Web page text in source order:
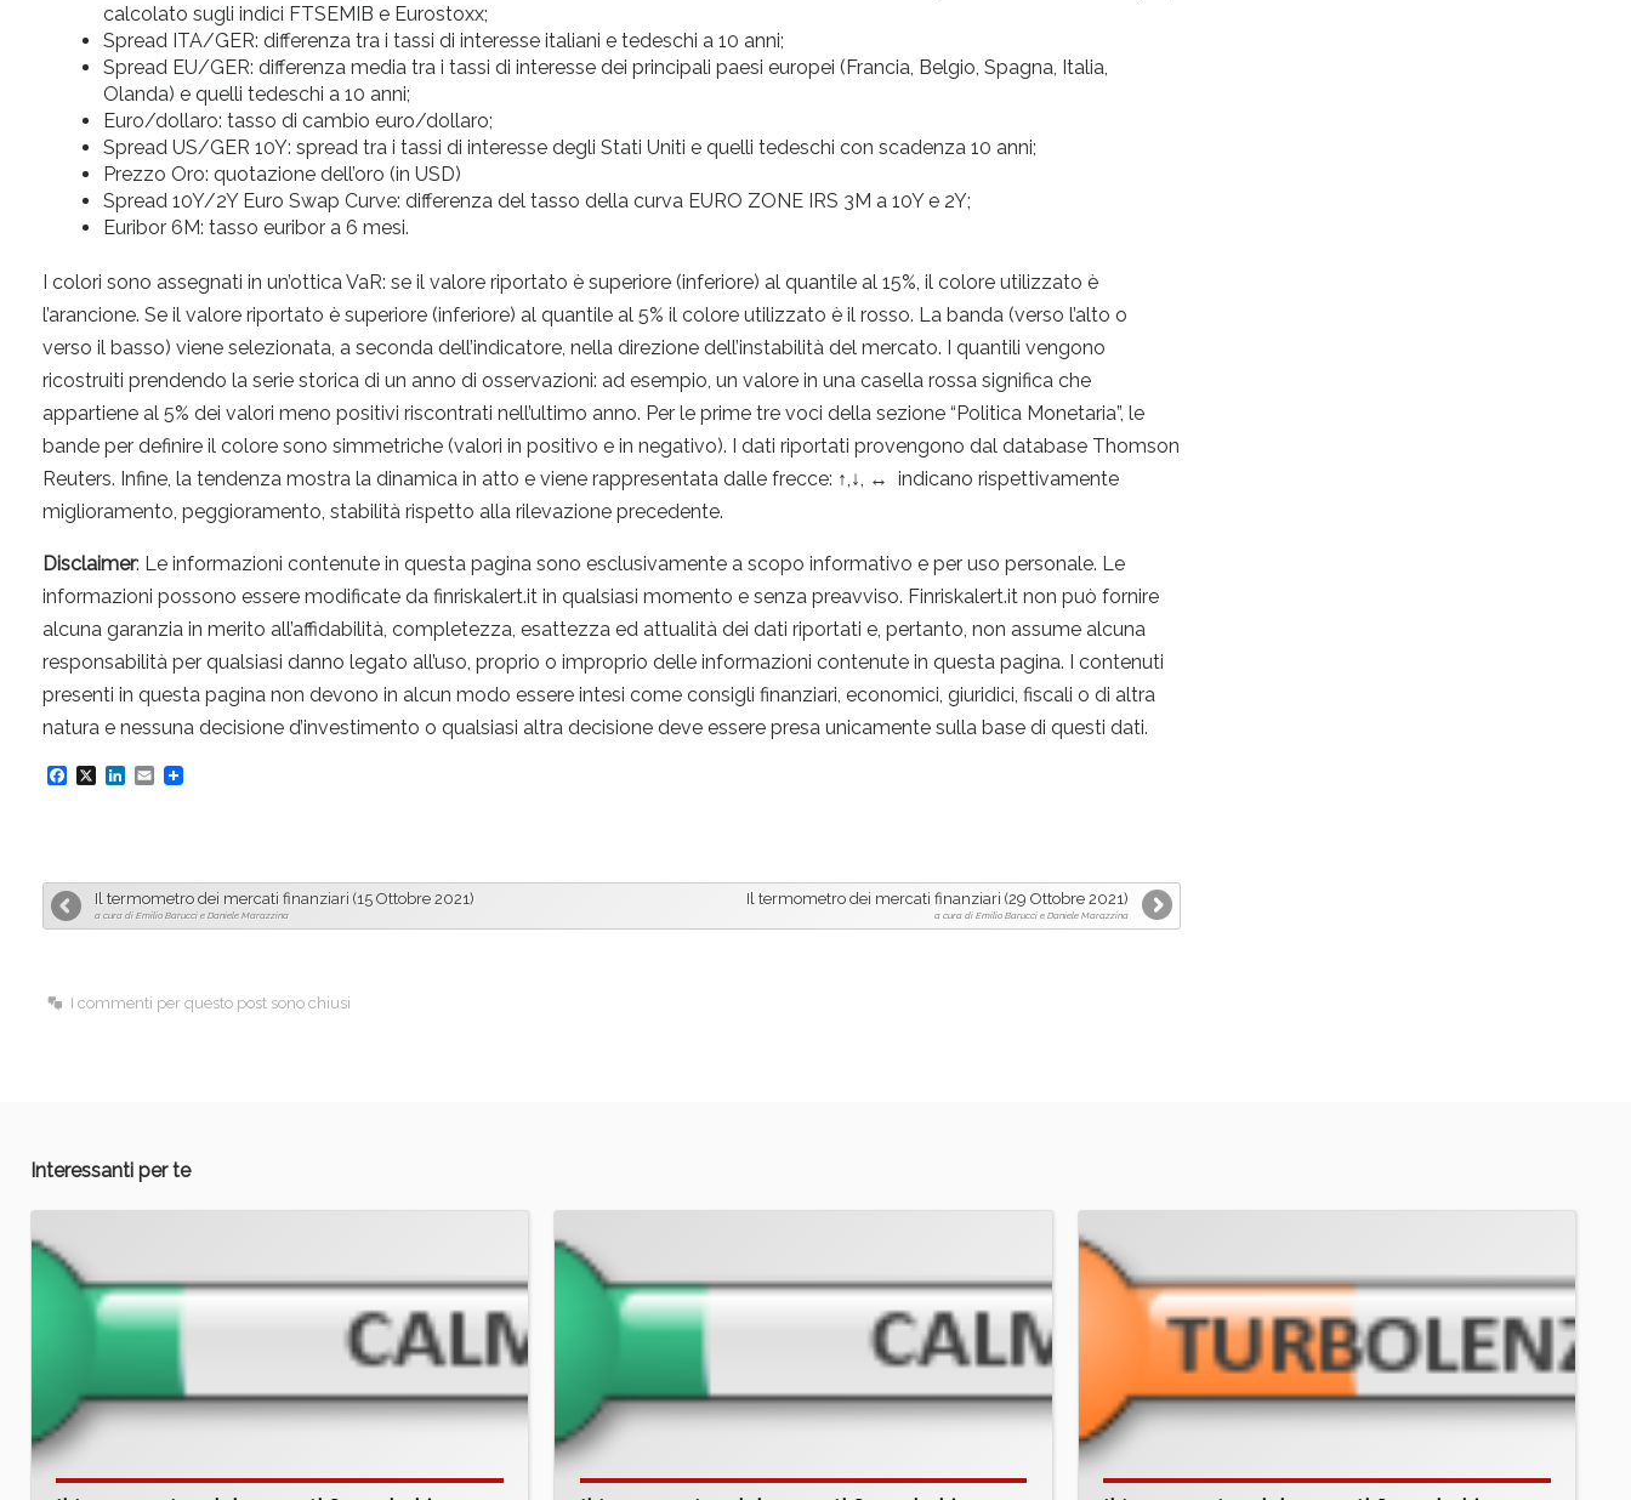
calcolato sugli indici FTSEMIB e Eurostoxx;
Spread ITA/GER: differenza tra i tassi di interesse italiani e tedeschi a 10 anni;
Spread EU/GER: differenza media tra i tassi di interesse dei principali paesi europei (Francia, Belgio, Spagna, Italia,
Olanda) e quelli tedeschi a 10 anni;
Euro/dollaro: tasso di cambio euro/dollaro;
Spread US/GER 10Y: spread tra i tassi di interesse degli Stati Uniti e quelli tedeschi con scadenza 10 anni;
Prezzo Oro: quotazione dell’oro (in USD)
Spread 10Y/2Y Euro Swap Curve: differenza del tasso della curva EURO ZONE IRS 3M a 10Y e 2Y;
Euribor 6M: tasso euribor a 6 mesi.
I colori sono assegnati in un’ottica VaR: se il valore riportato è superiore (inferiore) al quantile al 15%, il colore utilizzato è
l’arancione. Se il valore riportato è superiore (inferiore) al quantile al 5% il colore utilizzato è il rosso. La banda (verso l’alto o
verso il basso) viene selezionata, a seconda dell’indicatore, nella direzione dell’instabilità del mercato. I quantili vengono
ricostruiti prendendo la serie storica di un anno di osservazioni: ad esempio, un valore in una casella rossa significa che
appartiene al 5% dei valori meno positivi riscontrati nell’ultimo anno. Per le prime tre voci della sezione “Politica Monetaria”, le
bande per definire il colore sono simmetriche (valori in positivo e in negativo). I dati riportati provengono dal database Thomson
Reuters. Infine, la tendenza mostra la dinamica in atto e viene rappresentata dalle frecce: ↑,↓, ↔ indicano rispettivamente
miglioramento, peggioramento, stabilità rispetto alla rilevazione precedente.
Disclaimer: Le informazioni contenute in questa pagina sono esclusivamente a scopo informativo e per uso personale. Le
informazioni possono essere modificate da finriskalert.it in qualsiasi momento e senza preavviso. Finriskalert.it non può fornire
alcuna garanzia in merito all’affidabilità, completezza, esattezza ed attualità dei dati riportati e, pertanto, non assume alcuna
responsabilità per qualsiasi danno legato all’uso, proprio o improprio delle informazioni contenute in questa pagina. I contenuti
presenti in questa pagina non devono in alcun modo essere intesi come consigli finanziari, economici, giuridici, fiscali o di altra
natura e nessuna decisione d’investimento o qualsiasi altra decisione deve essere presa unicamente sulla base di questi dati.
F
e
b
k
X
L
k
e
n
E
i
l
Il termometro dei mercati finanziari (15 Ottobre 2021)
a cura di Emilio Barucci e Daniele Marazzina
Il termometro dei mercati finanziari (29 Ottobre 2021)
a cura di Emilio Barucci e Daniele Marazzina
I commenti per questo post sono chiusi
Interessanti per te